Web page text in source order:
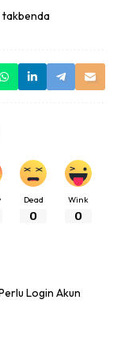
takbenda
Dead
0
Wink
0
Login Akun